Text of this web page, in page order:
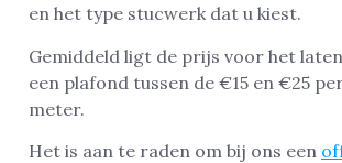
en het type stucwerk dat u kiest.
Gemiddeld ligt de prijs voor het
een plafond tussen de €15 en €25
meter.
Het is aan te raden om bij ons een